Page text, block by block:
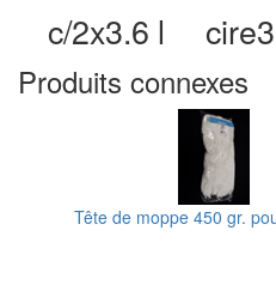
c/2x3.6 l
Produits connexes
Tête de moppe 450 gr.